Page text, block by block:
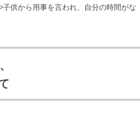
供から用事を言われ、自分の時間がな